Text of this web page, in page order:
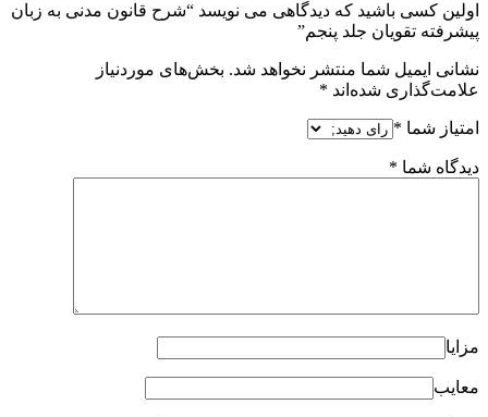
اولین کسی باشید که دیدگاهی می نویسد “شرح قانون مدنی به زبان
پیشرفته تقویان جلد پنجم”
نشانی ایمیل شما منتشر نخواهد شد. بخش‌های موردنیاز
علامت‌گذاری شده‌اند *
امتیاز شما *
دیدگاه شما *
مزایا
معایب